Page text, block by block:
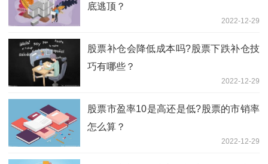
底逃顶？
2022-12-29
股票补仓会降低成本吗?股票下跌补仓技
巧有哪些？
2022-12-29
股票市盈率10是高还是低?股票的市销率
怎么算？
2022-12-29